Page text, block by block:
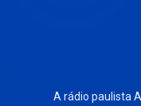
A rádio paulista